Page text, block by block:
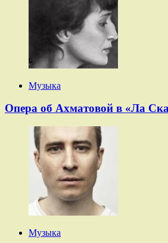
Музыка
Опера об Ахматовой в «Ла
Музыка